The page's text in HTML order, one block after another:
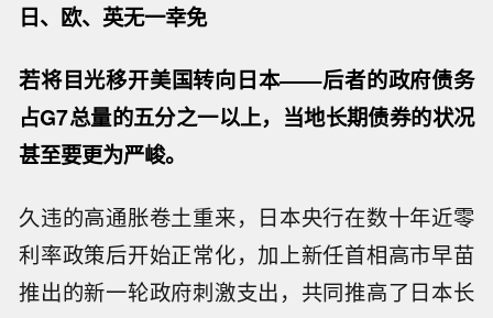
日、欧、英无一幸免
若将目光移开美国转向日本——后者的政府债务
占G7总量的五分之一以上，当地长期债券的状况
甚至要更为严峻。
久违的高通胀卷土重来，日本央行在数十年近零
利率政策后开始正常化，加上新任首相高市早苗
推出的新一轮政府刺激支出，共同推高了日本长